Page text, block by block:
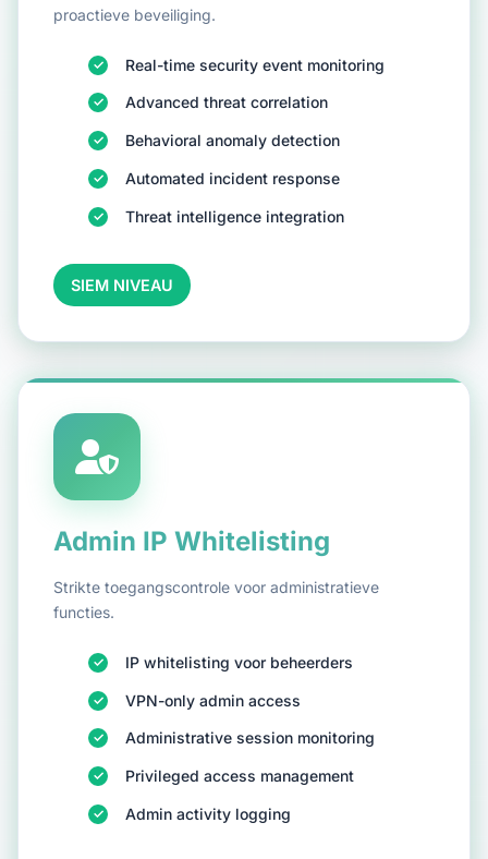
proactieve beveiliging.
Real-time security event monitoring
Advanced threat correlation
Behavioral anomaly detection
Automated incident response
Threat intelligence integration
SIEM NIVEAU
Admin IP Whitelisting
Strikte toegangscontrole voor administratieve
functies.
IP whitelisting voor beheerders
VPN-only admin access
Administrative session monitoring
Privileged access management
Admin activity logging